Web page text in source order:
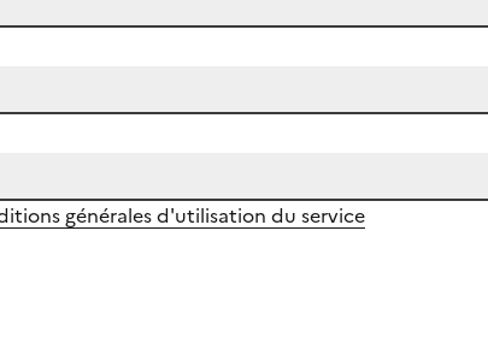
générales d'utilisation du service